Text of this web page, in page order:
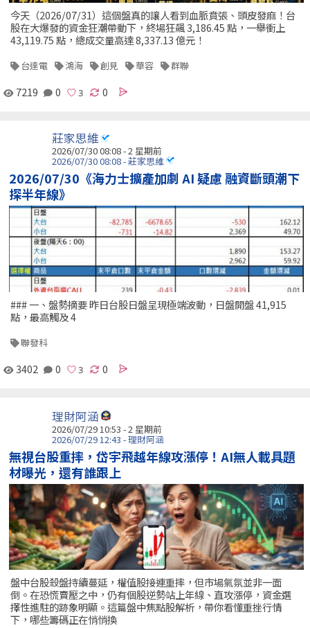
今天（2026/07/31）這個盤真的讓人看到血脈賁張、頭皮發麻！台
股在大爆發的資金狂潮帶動下，終場狂飆 3,186.45 點，一舉衝上
43,119.75 點，總成交量高達 8,337.13 億元！
台達電 鴻海 創見 華容 群聯
7219 0 0
莊家思維
2026/07/30 08:08 - 2 星期前
2026/07/30 08:08 - 莊家思維
2026/07/30《海力士擴產加劇 AI 疑慮 融資斷頭潮下
探半年線》
### 一、盤勢摘要 昨日台股日盤呈現極端波動，日盤開盤 41,915
點，最高觸及 4
聯發科
3402 0 0
理財阿涵
2026/07/29 10:53 - 2 星期前
2026/07/29 12:43 - 理財阿涵
無視台股重摔，岱宇飛越年線攻漲停！AI無人載具題
材曝光，還有誰跟上
盤中台股殺盤持續蔓延，權值股接連重摔，但市場氣氛並非一面
倒。在恐慌賣壓之中，仍有個股逆勢站上年線、直攻漲停，資金選
擇性進駐的跡象明顯。這篇盤中焦點股解析，帶你看懂重挫行情
下，哪些籌碼正在悄悄換